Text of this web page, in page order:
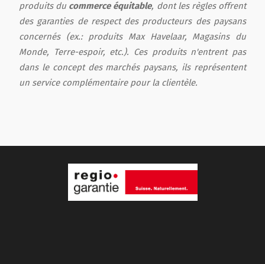
produits du commerce équitable, dont les règles offrent
des garanties de respect des producteurs des paysans
concernés (ex.: produits Max Havelaar, Magasins du
Monde, Terre-espoir, etc.). Ces produits n'entrent pas
dans le concept des marchés paysans, ils représentent
un service complémentaire pour la clientèle.